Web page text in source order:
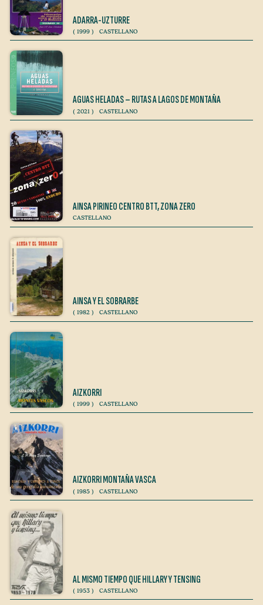
ADARRA-UZTURRE
( 1999 ) CASTELLANO
AGUAS HELADAS – RUTAS A LAGOS DE MONTAÑA
( 2021 ) CASTELLANO
AINSA PIRINEO CENTRO BTT, ZONA ZERO
CASTELLANO
AINSA Y EL SOBRARBE
( 1982 ) CASTELLANO
AIZKORRI
( 1999 ) CASTELLANO
AIZKORRI MONTAÑA VASCA
( 1985 ) CASTELLANO
AL MISMO TIEMPO QUE HILLARY Y TENSING
( 1953 ) CASTELLANO